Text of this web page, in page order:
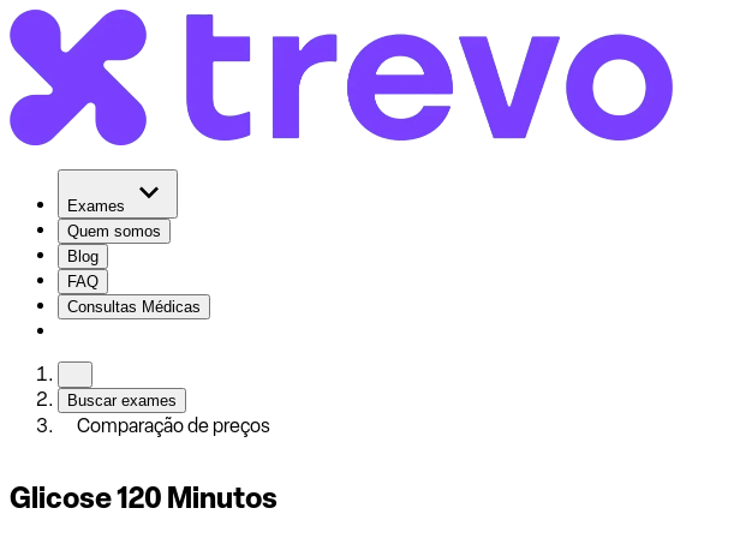
Exames
Quem somos
Blog
FAQ
Consultas Médicas
Buscar exames
Comparação de preços
Glicose 120 Minutos